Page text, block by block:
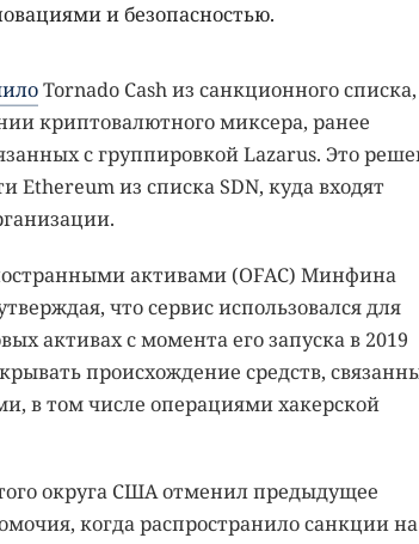
и безопасностью.
Tornado Cash из санкционного списка,
криптовалютного миксера, ранее
с группировкой Lazarus. Это
Ethereum из списка SDN, куда входят
активами (OFAC) Минфина
что сервис использовался для
активах с момента его запуска в 2019
происхождение средств,
в том числе операциями хакерской
округа США отменил предыдущее
когда распространило санкции на